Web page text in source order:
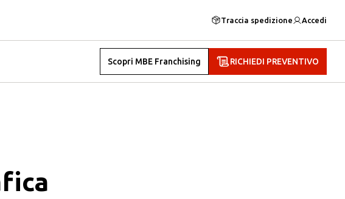
Traccia spedizione Accedi
Scopri MBE Franchising RICHIEDI PREVENTIVO